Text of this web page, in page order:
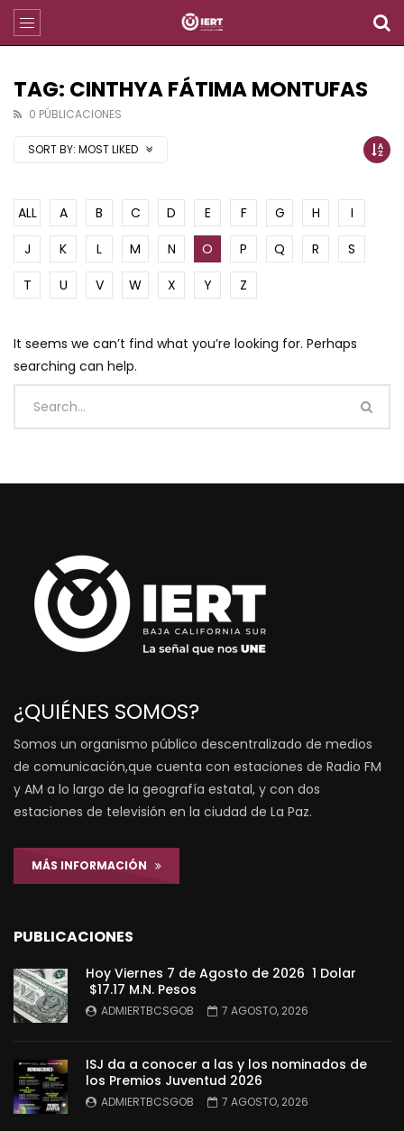
TAG: CINTHYA FÁTIMA MONTUFAS
0 PÚBLICACIONES
SORT BY: MOST LIKED
ALL A B C D E F G H
I
J
K L M N O P Q R
S
T
U V W X Y Z
It seems we can’t find what you’re looking for. Perhaps
searching can help.
¿QUIÉNES SOMOS?
Somos un organismo público descentralizado de medios
de comunicación,que cuenta con estaciones de Radio FM
y AM a lo largo de la geografía estatal, y con dos
estaciones de televisión en la ciudad de La Paz.
MÁS INFORMACIÓN
PUBLICACIONES
Hoy Viernes 7 de Agosto de 2026 1 Dolar
$17.17 M.N. Pesos
ADMIERTBCSGOB 7 AGOSTO, 2026
ISJ da a conocer a las y los nominados de
los Premios Juventud 2026
ADMIERTBCSGOB 7 AGOSTO, 2026